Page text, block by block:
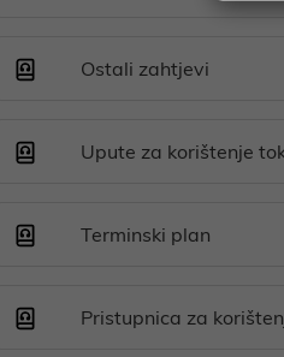
Ostali zahtjevi
Upute za korištenje
Terminski plan
Pristupnica za